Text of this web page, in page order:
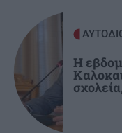
ΚΡΗΤΗ
Ηράκλειο: Στο
της
του
Η